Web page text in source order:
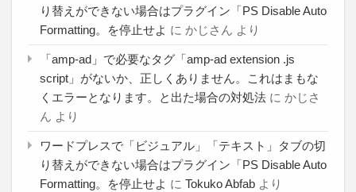
り替えができない場合はプラグイン「PS Disable Auto
Formatting。を停止せよ に かじさん より
「amp-ad」で必要なタグ「amp-ad extension .js
script」がないか、正しくありません。これはまもな
くエラーとなります。と出た場合の対処法 に かじさ
ん より
ワードプレスで「ビジュアル」「テキスト」タブの切
り替えができない場合はプラグイン「PS Disable Auto
Formatting。を停止せよ に Tokuko Abfab より